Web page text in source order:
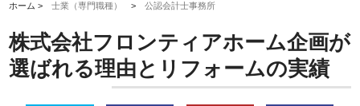
ホーム >士業（専門職種） >公認会計士事務所
株式会社フロンティアホーム企画が
選ばれる理由とリフォームの実績